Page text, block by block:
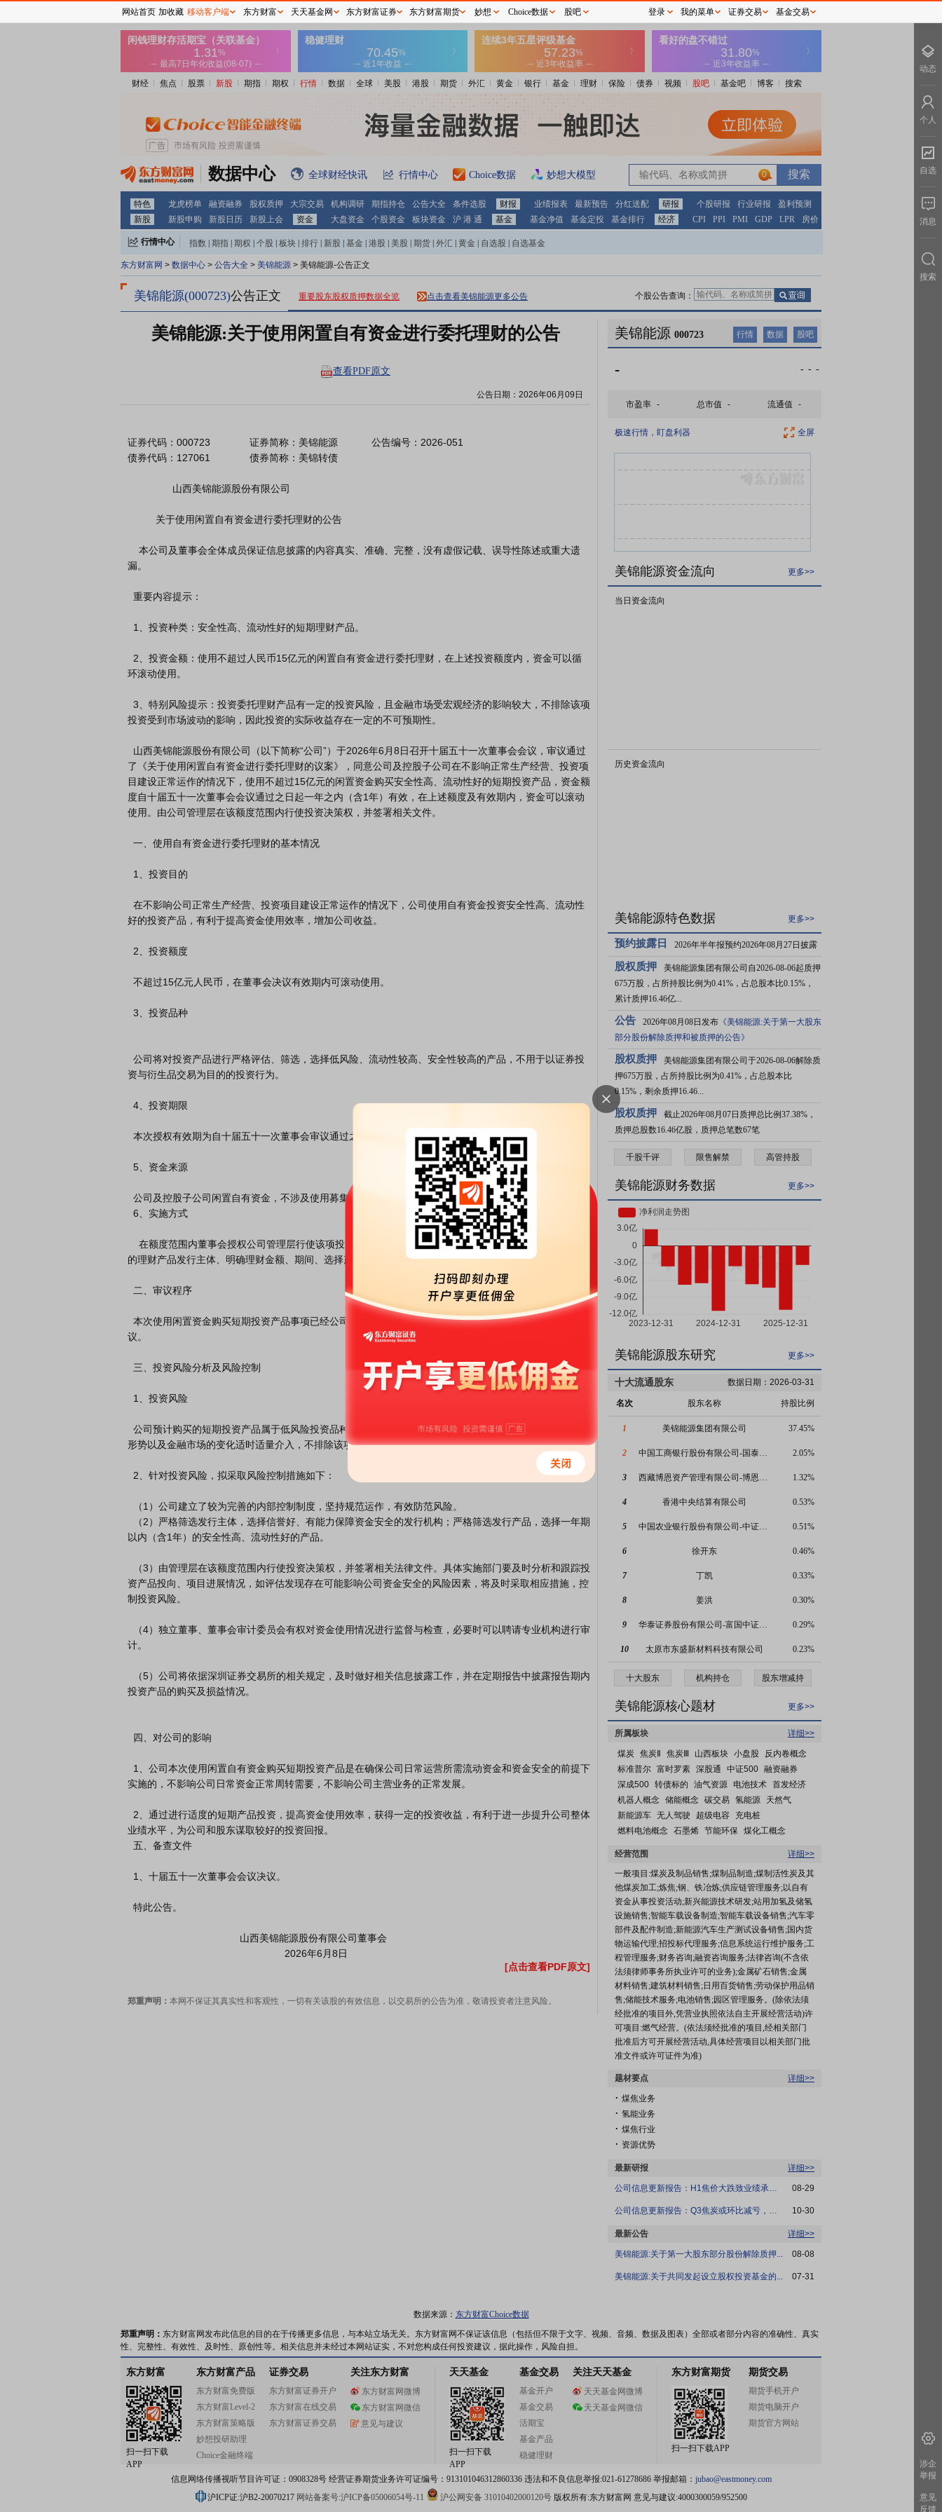
财经 焦点 股票 新股 期指 期权 行情 数据 全球 美股 港股 期货 外汇 黄金 银行 基金 理财 保险 债券 视频 股吧 基金吧 博客 搜索
数据中心 全球财经快讯 行情中心 Choice数据 妙想大模型 0
特色 龙虎榜单 融资融券 股权质押 大宗交易 机构调研 期指持仓 公告大全 条件选股 财报 业绩报表 最新预告 分红送配 研报 个股研报 行业研报
盈利预测
新股
新股申购 新股日历 新股上会 资金 大盘资金 个股资金 板块资金 沪 港 通 基金 基金净值 基金定投 基金排行 经济 CPI PPI PMI GDP LPR 房价
行情中心 指数 期指 期权 个股 板块 排行 新股 基金 港股 美股 期货 外汇 黄金 自选股 自选基金
东方财富网 > 数据中心 > 公告大全 > 美锦能源 > 美锦能源-公告正文
美锦能源(000723)公告正文 重要股东股权质押数据全览 点击查看美锦能源更多公告 个股公告查询：
美锦能源:关于使用闲置自有资金进行委托理财的公告
查看PDF原文
公告日期： 2026年06月09日
证券代码：000723              证券简称：美锦能源            公告编号：2026-051
债券代码：127061              债券简称：美锦转债
漏。
环滚动使用。
投资受到市场波动的影响，因此投资的实际收益存在一定的不可预期性。
了《关于使用闲置自有资金进行委托理财的议案》，同意公司及控股子公司在不影响正常生产经营、投资项
目建设正常运作的情况下，使用不超过15亿元的闲置资金购买安全性高、流动性好的短期投资产品，资金额
度自十届五十一次董事会会议通过之日起一年之内（含1年）有效，在上述额度及有效期内，资金可以滚动
使用。由公司管理层在该额度范围内行使投资决策权，并签署相关文件。
好的投资产品，有利于提高资金使用效率，增加公司收益。
资与衍生品交易为目的的投资行为。
的理财产品发行主体、明确理财金额、期间、选择产品品种、双方的权利义务、签署合同及协议等。
议。
形势以及金融市场的变化适时适量介入，不排除该项投资受到市场波动的影响。
以内（含1年）的安全性高、流动性好的产品。
资产品投向、项目进展情况，如评估发现存在可能影响公司资金安全的风险因素，将及时采取相应措施，控
制投资风险。
计。
投资产品的购买及损益情况。
实施的，不影响公司日常资金正常周转需要，不影响公司主营业务的正常发展。
业绩水平，为公司和股东谋取较好的投资回报。
[点击查看PDF原文]
郑重声明： 本网不保证其真实性和客观性，一切有关该股的有效信息，以交易所的公告为准，敬请投资者注意风险。
美锦能源 000723 行情 数据 股吧
- - - -
市盈率 - 总市值 - 流通值 -
极速行情，盯盘利器 全屏
美锦能源资金流向 更多>>
当日资金流向
历史资金流向
美锦能源特色数据 更多>>
预约披露日 2026年半年报预约2026年08月27日披露
股权质押
美锦能源集团有限公司自2026-08-06起质押
675万股，占所持股比例为0.41%，占总股本比0.15%，
累计质押16.46亿...
公告 2026年08月08日发布 《美锦能源:关于第一大股东
部分股份解除质押和被质押的公告》
股权质押
美锦能源集团有限公司于2026-08-06解除质
押675万股，占所持股比例为0.41%，占总股本比
0.15%，剩余质押16.46...
股权质押
截止2026年08月07日质押总比例37.38%，
质押总股数16.46亿股，质押总笔数67笔
千股千评 限售解禁 高管持股
美锦能源财务数据 更多>>
美锦能源股东研究 更多>>
十大流通股东 数据日期：2026-03-31
名次 股东名称 持股比例
1 美锦能源集团有限公司 37.45%
2 中国工商银行股份有限公司-国泰中证煤炭交易型开放式指数证券投资基金 2.05%
3 西藏博恩资产管理有限公司-博恩康源一号私募证券投资基金 1.32%
4 香港中央结算有限公司 0.53%
5 中国农业银行股份有限公司-中证500交易型开放式指数证券投资基金 0.51%
6 徐开东 0.46%
7 丁凯 0.33%
8 姜洪 0.30%
9 华泰证券股份有限公司-富国中证煤炭指数型证券投资基金 0.29%
10 太原市东盛新材料科技有限公司 0.23%
十大股东 机构持仓 股东增减持
美锦能源核心题材 更多>>
所属板块 详细>>
煤炭 焦炭Ⅱ 焦炭Ⅲ 山西板块 小盘股
反内卷概念
标准普尔 富时罗素 深股通 中证500 融资融券
深成500 转债标的 油气资源 电池技术 首发经济
机器人概念 储能概念 碳交易 氢能源
天然气
新能源车 无人驾驶 超级电容
充电桩
燃料电池概念 石墨烯 节能环保 煤化工概念
经营范围
详细>>
一般项目:煤炭及制品销售;煤制品制造;煤制活性炭及其
他煤炭加工;炼焦;钢、铁冶炼;供应链管理服务;以自有
资金从事投资活动;新兴能源技术研发;站用加氢及储氢
设施销售;智能车载设备制造;智能车载设备销售;汽车零
部件及配件制造;新能源汽车生产测试设备销售;国内货
物运输代理;招投标代理服务;信息系统运行维护服务;工
程管理服务;财务咨询;融资咨询服务;法律咨询(不含依
法须律师事务所执业许可的业务);金属矿石销售;金属
材料销售;建筑材料销售;日用百货销售;劳动保护用品销
售;储能技术服务;电池销售;园区管理服务。(除依法须
经批准的项目外,凭营业执照依法自主开展经营活动)许
可项目:燃气经营。(依法须经批准的项目,经相关部门
批准后方可开展经营活动,具体经营项目以相关部门批
准文件或许可证件为准)
题材要点 详细>>
. 煤焦业务
. 氢能业务
. 煤焦行业
. 资源优势
最新研报 详细>>
公司信息更新报告：H1焦价大跌致业绩承压，... 08-29
公司信息更新报告：Q3焦炭或环比减亏，氢能... 10-30
最新公告 详细>>
美锦能源:关于第一大股东部分股份解除质押... 08-08
美锦能源:关于共同发起设立股权投资基金的... 07-31
数据来源： 东方财富Choice数据
郑重声明： 东方财富网发布此信息的目的在于传播更多信息，与本站立场无关。东方财富网不保证该信息（包括但不限于文字、视频、音频、数据及图表）全部或者部分内容的准确性、真实
性、完整性、有效性、及时性、原创性等。相关信息并未经过本网站证实，不对您构成任何投资建议，据此操作，风险自担。
东方财富
扫一扫下载
APP
东方财富产品
东方财富免费版
东方财富Level-2
东方财富策略版
妙想投研助理
Choice金融终端
证券交易
东方财富证券开户
东方财富在线交易
东方财富证券交易
关注东方财富
东方财富网微博
东方财富网微信
意见与建议
天天基金
扫一扫下载
APP
基金交易
基金开户
基金交易
活期宝
基金产品
稳健理财
关注天天基金
天天基金网微博
天天基金网微信
东方财富期货
扫一扫下载APP
期货交易
期货手机开户
期货电脑开户
期货官方网站
信息网络传播视听节目许可证：0908328号 经营证券期货业务许可证编号：913101046312860336 违法和不良信息举报:021-61278686 举报邮箱： jubao@eastmoney.com
沪ICP证:沪B2-20070217 网站备案号:沪ICP备05006054号-11 沪公网安备 31010402000120号版权所有:东方财富网 意见与建议:4000300059/952500
网站首页 加收藏 移动客户端 东方财富 天天基金网 东方财富证券 东方财富期货 妙想 Choice数据 股吧 登录 我的菜单 证券交易 基金交易
动态
个人
自选
消息
搜索
涉企
举报
意见
反馈